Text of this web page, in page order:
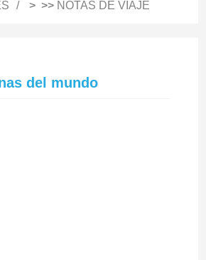
> >> NOTAS DE VIAJE
del mundo